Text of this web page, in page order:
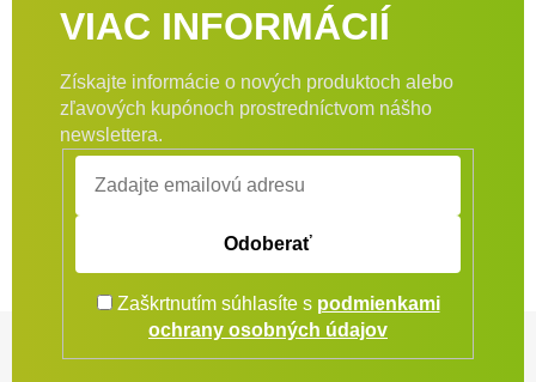
VIAC INFORMÁCIÍ
Získajte informácie o nových produktoch alebo
zľavových kupónoch prostredníctvom nášho
newslettera.
Odoberať
Zaškrtnutím súhlasíte s podmienkami
ochrany osobných údajov